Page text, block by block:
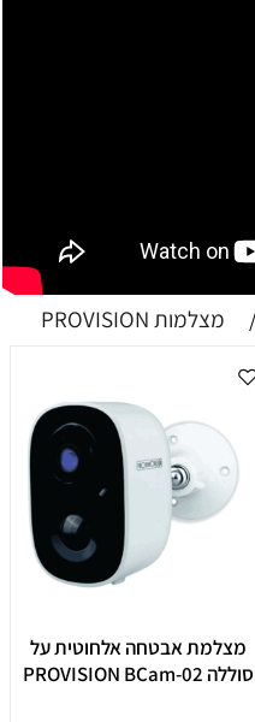
מצלמות PROVISION
מצלמת אבטחה אלחוטית על
סוללה PROVISION BCam-02